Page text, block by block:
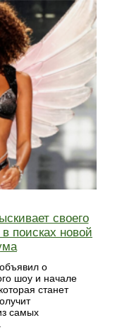
своего
поисках новой
о
шоу и начале
станет
самых